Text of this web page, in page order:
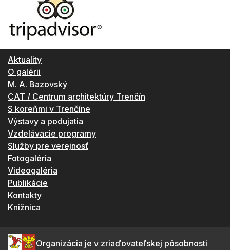
Aktuality
O galérii
M. A. Bazovský
CAT / Centrum architektúry Trenčín
S koreňmi v Trenčíne
Výstavy a podujatia
Vzdelávacie programy
Služby pre verejnosť
Fotogaléria
Videogaléria
Publikácie
Kontakty
Knižnica
Organizácia je v zriaďovateľskej pôsobnosti